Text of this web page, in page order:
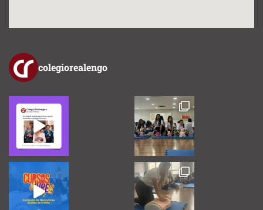
colegiorealengo